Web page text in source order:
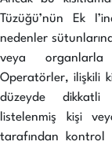
Tüzüğü’nün Ek
nedenler
veya organlarla
Operatörler, ilişkili
düzeyde dikkatli
listelenmiş kişi
tarafından kontrol